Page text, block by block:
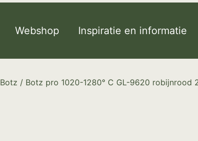
Webshop Inspiratie en informatie
Botz / Botz pro 1020-1280° C GL-9620 robijnrood